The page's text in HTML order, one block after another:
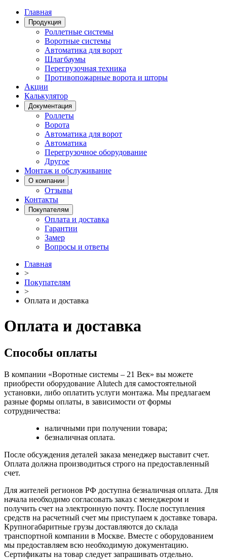
Главная
Продукция
Роллетные системы
Воротные системы
Автоматика для ворот
Шлагбаумы
Перегрузочная техника
Противопожарные ворота и шторы
Акции
Калькулятор
Документация
Роллеты
Ворота
Автоматика для ворот
Автоматика
Перегрузочное оборудование
Другое
Монтаж и обслуживание
О компании
Отзывы
Контакты
Покупателям
Оплата и доставка
Гарантии
Замер
Вопросы и ответы
Главная
>
Покупателям
>
Оплата и доставка
Оплата и доставка
Способы оплаты
В компании «Воротные системы – 21 Век» вы можете
приобрести оборудование Alutech для самостоятельной
установки, либо оплатить услуги монтажа. Мы предлагаем
разные формы оплаты, в зависимости от формы
сотрудничества:
наличными при получении товара;
безналичная оплата.
После обсуждения деталей заказа менеджер выставит счет.
Оплата должна производиться строго на предоставленный
счет.
Для жителей регионов РФ доступна безналичная оплата. Для
начала необходимо согласовать заказ с менеджером и
получить счет на электронную почту. После поступления
средств на расчетный счет мы приступаем к доставке товара.
Крупногабаритные грузы доставляются до склада
транспортной компании в Москве. Вместе с оборудованием
мы предоставляем всю необходимую документацию.
Сертификаты на товар следует запрашивать отдельно.